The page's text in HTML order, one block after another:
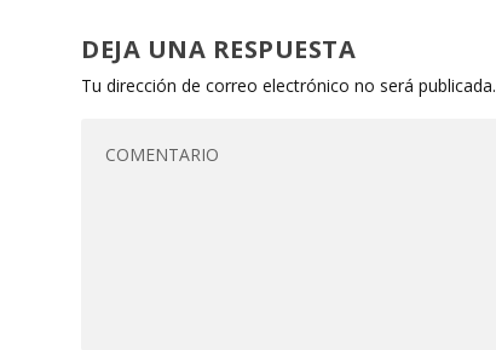
DEJA UNA RESPUESTA
Tu dirección de correo electrónico no será publicada.